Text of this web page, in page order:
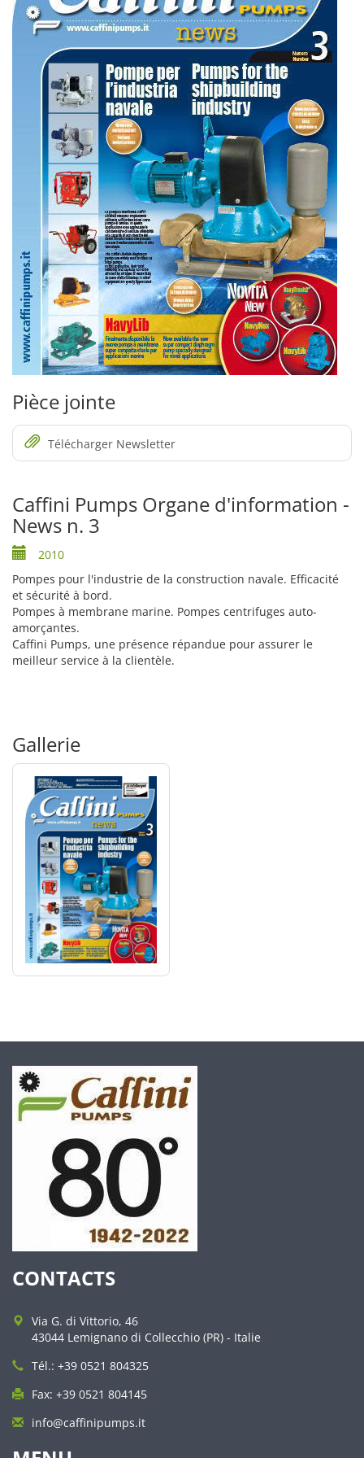
Pièce jointe
Télécharger Newsletter
Caffini Pumps Organe d'information -
News n. 3
2010
Pompes pour l'industrie de la construction navale. Efficacité
et sécurité à bord.
Pompes à membrane marine. Pompes centrifuges auto-
amorçantes.
Caffini Pumps, une présence répandue pour assurer le
meilleur service à la clientèle.
Gallerie
CONTACTS
Via G. di Vittorio, 46
43044 Lemignano di Collecchio (PR) - Italie
Tél.: +39 0521 804325
Fax: +39 0521 804145
info@caffinipumps.it